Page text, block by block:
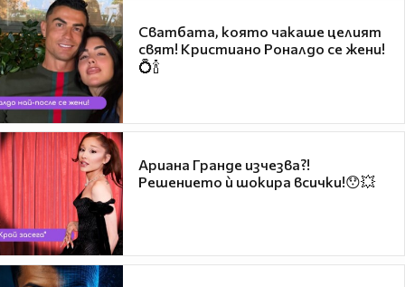
Сватбата, която чакаше целият
свят! Кристиано Роналдо се жени!
💍🍾
Ариана Гранде изчезва?!
Решението ѝ шокира всички!😯💥